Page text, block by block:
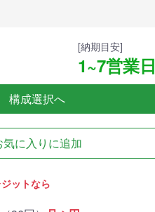
[納期目安]
1~7営業日
構成選択へ
気に入りに追加
ットなら